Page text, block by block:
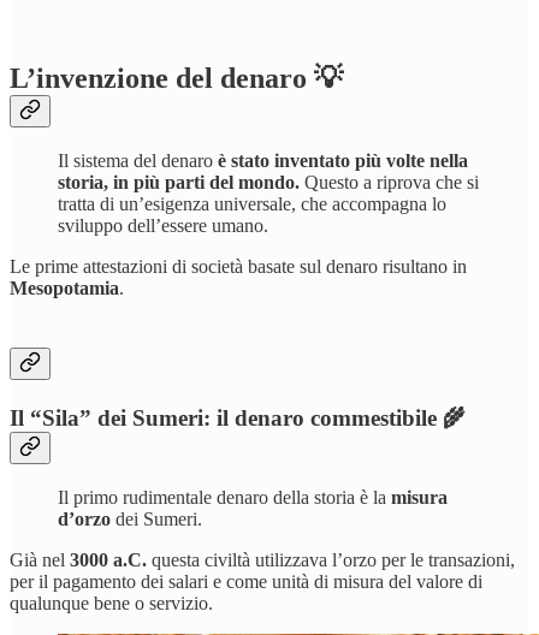
L’invenzione del denaro 💡
Il sistema del denaro è stato inventato più volte nella
storia, in più parti del mondo. Questo a riprova che si
tratta di un’esigenza universale, che accompagna lo
sviluppo dell’essere umano.
Le prime attestazioni di società basate sul denaro risultano in
Mesopotamia.
Il “Sila” dei Sumeri: il denaro commestibile 🌾
Il primo rudimentale denaro della storia è la misura
d’orzo dei Sumeri.
Già nel 3000 a.C. questa civiltà utilizzava l’orzo per le transazioni,
per il pagamento dei salari e come unità di misura del valore di
qualunque bene o servizio.